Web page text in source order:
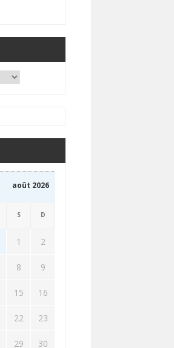
août 2026
S D
1 2
8 9
15 16
22 23
29 30